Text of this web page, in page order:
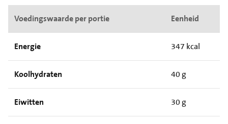
Voedingswaarde per portie Eenheid
Energie 347 kcal
Koolhydraten 40 g
Eiwitten 30 g